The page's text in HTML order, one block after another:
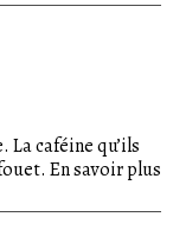
La caféine qu’ils
En savoir plus